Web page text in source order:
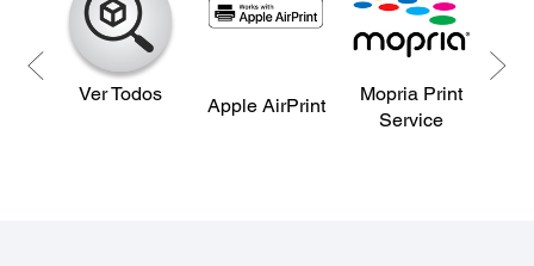
Ver Todos
Apple AirPrint
Mopria Print
Service